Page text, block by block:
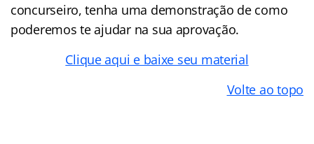
concurseiro, tenha uma demonstração de como
poderemos te ajudar na sua aprovação.
Clique aqui e baixe seu material
Volte ao topo